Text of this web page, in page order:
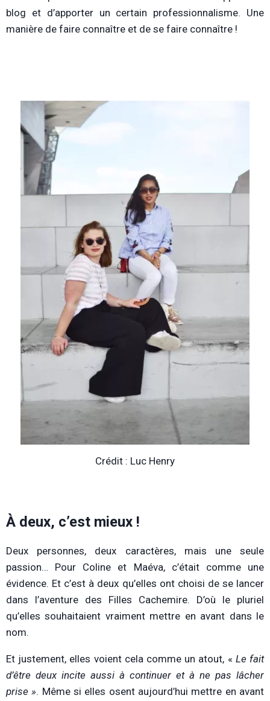
blog et d’apporter un certain professionnalisme. Une
manière de faire connaître et de se faire connaître !
Crédit : Luc Henry
À deux, c’est mieux !
Deux personnes, deux caractères, mais une seule
passion… Pour Coline et Maéva, c’était comme une
évidence. Et c’est à deux qu’elles ont choisi de se lancer
dans l’aventure des Filles Cachemire. D’où le pluriel
qu’elles souhaitaient vraiment mettre en avant dans le
nom.
Et justement, elles voient cela comme un atout, « Le fait
d’être deux incite aussi à continuer et à ne pas lâcher
prise ». Même si elles osent aujourd’hui mettre en avant